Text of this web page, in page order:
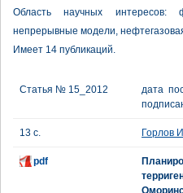
Область научных интересов:
непрерывные модели,
Имеет 14 публикаций.
Статья № 15_2012
дата
13 с. Горлов
pdf